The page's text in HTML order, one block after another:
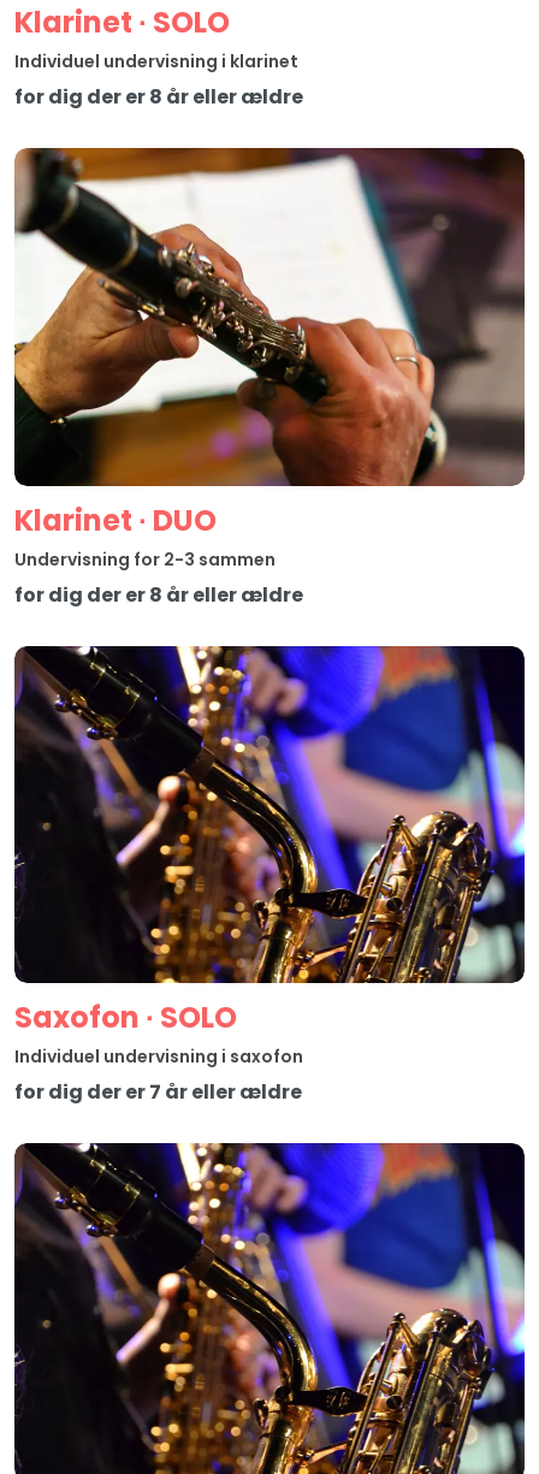
Klarinet ∙ SOLO
Individuel undervisning i klarinet
for dig der er 8 år eller ældre
Klarinet ∙ DUO
Undervisning for 2-3 sammen
for dig der er 8 år eller ældre
Saxofon ∙ SOLO
Individuel undervisning i saxofon
for dig der er 7 år eller ældre